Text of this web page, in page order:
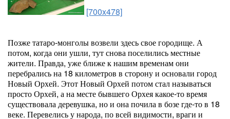
[700x478]
Позже татаро-монголы возвели здесь свое городище. А
потом, когда они ушли, тут снова поселились местные
жители. Правда, уже ближе к нашим временам они
перебрались на 18 километров в сторону и основали город
Новый Орхей. Этот Новый Орхей потом стал называться
просто Орхей, а на месте бывшего Орхея какое-то время
существовала деревушка, но и она почила в бозе где-то в 18
веке. Перевелись у народа, по всей видимости, враги и